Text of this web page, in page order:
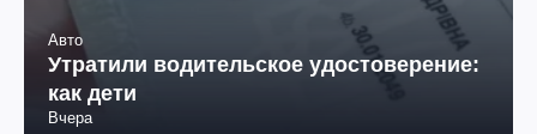
Авто
Утратили водительское удостоверение:
как дети
Вчера